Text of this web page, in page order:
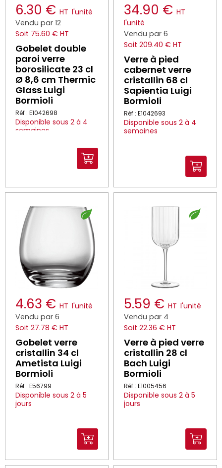
6.30 € HT l'unité
Vendu par 12
Soit 75.60 € HT
Gobelet double
paroi verre
borosilicate 23 cl
Ø 8,6 cm Thermic
Glass Luigi
Bormioli
Réf : E1042698
Disponible sous 2 à 4
semaines
34.90 € HT
l'unité
Vendu par 6
Soit 209.40 € HT
Verre à pied
cabernet verre
cristallin 68 cl
Sapientia Luigi
Bormioli
Réf : E1042693
Disponible sous 2 à 4
semaines
4.63 € HT l'unité
Vendu par 6
Soit 27.78 € HT
Gobelet verre
cristallin 34 cl
Ametista Luigi
Bormioli
Réf : E56799
Disponible sous 2 à 5
jours
5.59 € HT l'unité
Vendu par 4
Soit 22.36 € HT
Verre à pied verre
cristallin 28 cl
Bach Luigi
Bormioli
Réf : E1005456
Disponible sous 2 à 5
jours